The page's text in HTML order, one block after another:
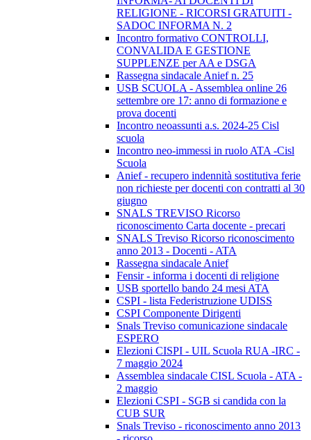
RELIGIONE - RICORSI GRATUITI -
SADOC INFORMA N. 2
Incontro formativo CONTROLLI,
CONVALIDA E GESTIONE
SUPPLENZE per AA e DSGA
Rassegna sindacale Anief n. 25
USB SCUOLA - Assemblea online 26
settembre ore 17: anno di formazione e
prova docenti
Incontro neoassunti a.s. 2024-25 Cisl
scuola
Incontro neo-immessi in ruolo ATA -Cisl
Scuola
Anief - recupero indennità sostitutiva ferie
non richieste per docenti con contratti al 30
giugno
SNALS TREVISO Ricorso
riconoscimento Carta docente - precari
SNALS Treviso Ricorso riconoscimento
anno 2013 - Docenti - ATA
Rassegna sindacale Anief
Fensir - informa i docenti di religione
USB sportello bando 24 mesi ATA
CSPI - lista Federistruzione UDISS
CSPI Componente Dirigenti
Snals Treviso comunicazione sindacale
ESPERO
Elezioni CISPI - UIL Scuola RUA -IRC -
7 maggio 2024
Assemblea sindacale CISL Scuola - ATA -
2 maggio
Elezioni CSPI - SGB si candida con la
CUB SUR
Snals Treviso - riconoscimento anno 2013